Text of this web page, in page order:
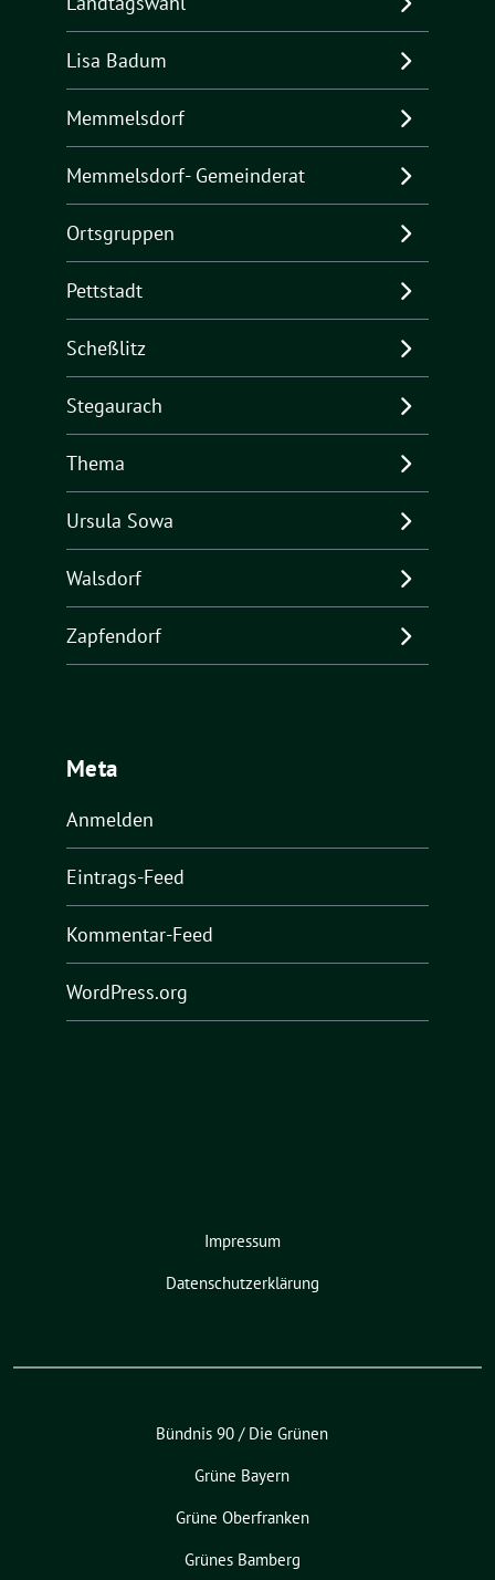
Lisa Badum
Memmelsdorf
Memmelsdorf- Gemeinderat
Ortsgruppen
Pettstadt
Scheßlitz
Stegaurach
Thema
Ursula Sowa
Walsdorf
Zapfendorf
Meta
Anmelden
Eintrags-Feed
Kommentar-Feed
WordPress.org
Impressum
Datenschutzerklärung
Bündnis 90 / Die Grünen
Grüne Bayern
Grüne Oberfranken
Grünes Bamberg